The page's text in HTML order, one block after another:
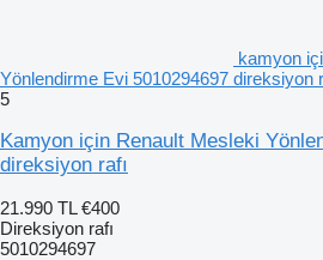
kamyon
Yönlendirme Evi 5010294697 direksiyon
5
Kamyon için Renault Mesleki
direksiyon rafı
21.990 TL €400
Direksiyon rafı
5010294697